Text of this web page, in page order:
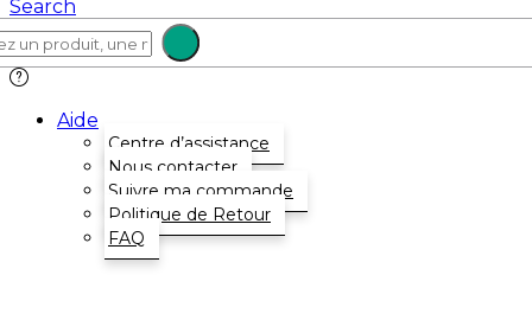
Search
Aide
Centre d’assistance
Nous contacter
Suivre ma commande
Politique de Retour
FAQ